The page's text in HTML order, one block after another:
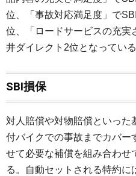
位、「事故対応満足度」で
位、「ロードサービスの充実
井ダイレクト2位となっている
SBI損保
対人賠償や対物賠償といっ
付バイクでの事故までカバー
せて必要な補償を組み合わせ
る。自動セットされる特約